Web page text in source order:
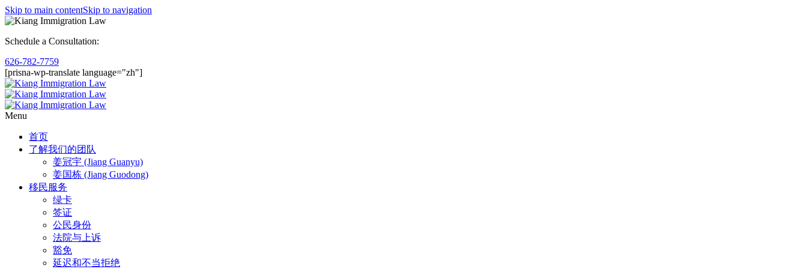
Skip to main contentSkip to navigation
Schedule a Consultation:
626-782-7759
[prisna-wp-translate language="zh"]
Menu
首页
了解我们的团队
姜冠宇 (Jiang Guanyu)
姜国栋 (Jiang Guodong)
移民服务
绿卡
签证
公民身份
法院与上诉
豁免
延迟和不当拒绝